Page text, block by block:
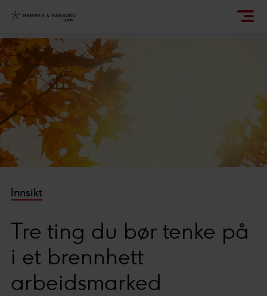
Innsikt
Tre ting du bør tenke på
i et brennhett
arbeidsmarked